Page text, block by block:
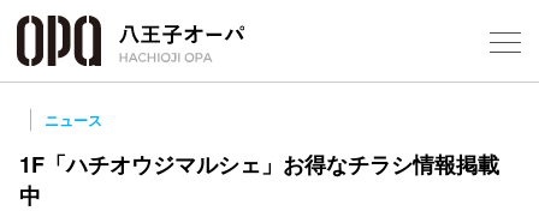
ニュース
1F「ハチオウジマルシェ」お得なチラシ情報掲載
中